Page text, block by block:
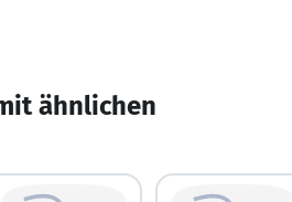
ähnlichen